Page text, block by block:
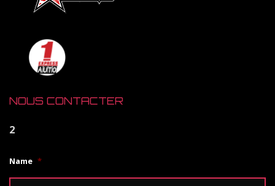
NOUS CONTACTER
2
Name *